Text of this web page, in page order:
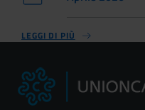
LEGGI DI PIÙ